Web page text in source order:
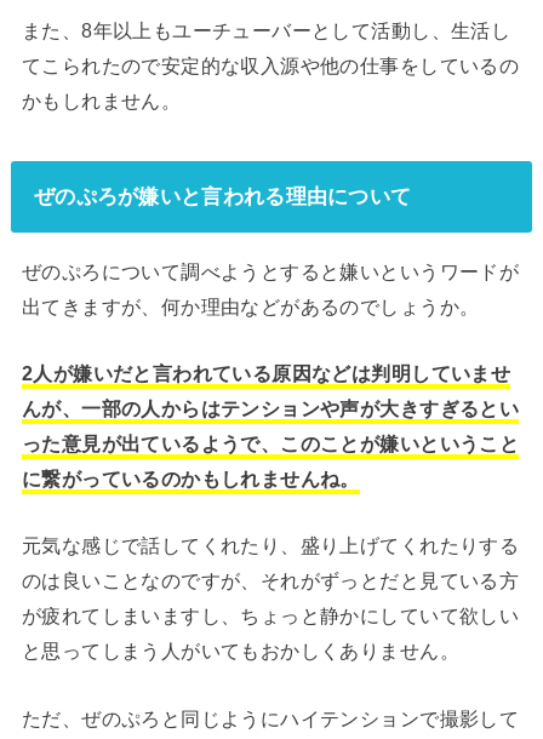
また、8年以上もユーチューバーとして活動し、生活し
てこられたので安定的な収入源や他の仕事をしているの
かもしれません。
ぜのぷろが嫌いと言われる理由について
ぜのぷろについて調べようとすると嫌いというワードが
出てきますが、何か理由などがあるのでしょうか。
2人が嫌いだと言われている原因などは判明していませ
んが、一部の人からはテンションや声が大きすぎるとい
った意見が出ているようで、このことが嫌いということ
に繋がっているのかもしれませんね。
元気な感じで話してくれたり、盛り上げてくれたりする
のは良いことなのですが、それがずっとだと見ている方
が疲れてしまいますし、ちょっと静かにしていて欲しい
と思ってしまう人がいてもおかしくありません。
ただ、ぜのぷろと同じようにハイテンションで撮影して